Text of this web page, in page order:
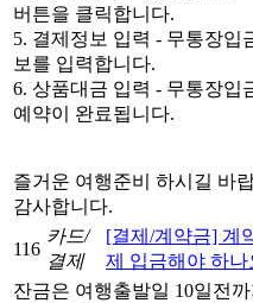
버튼을 클릭합니다.
5. 결제정보 입력 - 무통장입
보를 입력합니다.
6. 상품대금 입력 - 무통장입
예약이 완료됩니다.
즐거운 여행준비 하시길 바
감사합니다.
116
카드/
결제
[결제/계약금] 계
제 입금해야 하나
잔금은 여행출발일 10일전